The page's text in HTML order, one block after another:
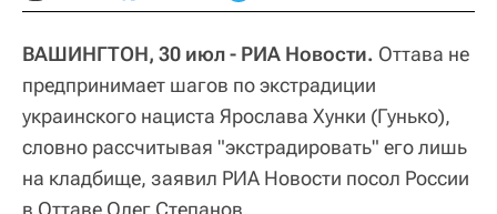
ВАШИНГТОН, 30 июл - РИА Новости. Оттава не
предпринимает шагов по экстрадиции
украинского нациста Ярослава Хунки (Гунько),
словно рассчитывая "экстрадировать" его лишь
на кладбище, заявил РИА Новости посол России
в Оттаве Олег Степанов.